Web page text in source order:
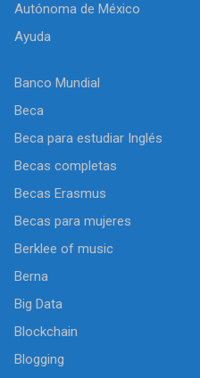
Autónoma de México
Ayuda
Banco Mundial
Beca
Beca para estudiar Inglés
Becas completas
Becas Erasmus
Becas para mujeres
Berklee of music
Berna
Big Data
Blockchain
Blogging